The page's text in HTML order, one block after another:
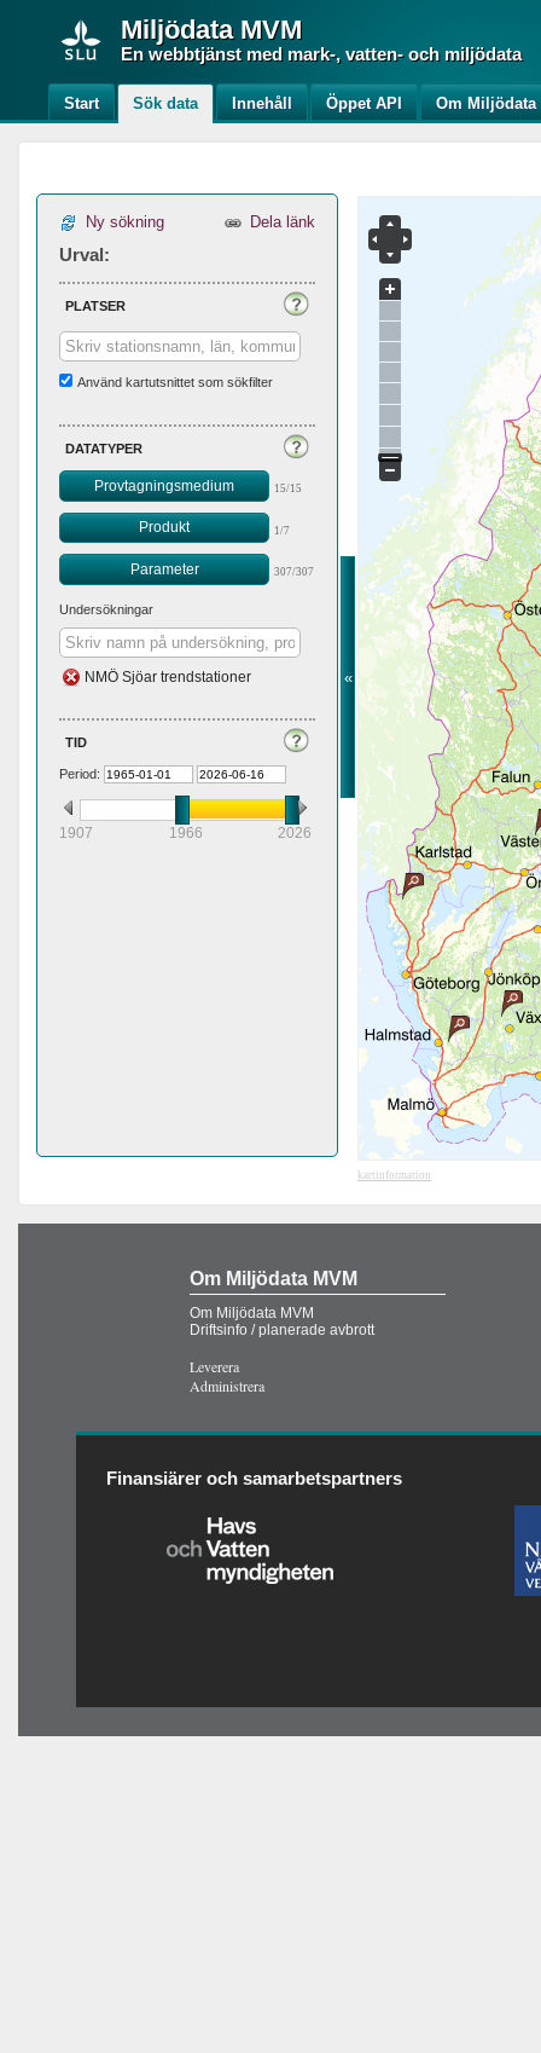
Miljödata MVM
En webbtjänst med mark-, vatten- och miljödata
Start Sök data Innehåll Öppet API Om Miljödata
Ny sökning Dela länk
Urval:
platser
Använd kartutsnittet som sökfilter
datatyper
Provtagningsmedium 15/15
Produkt 1/7
Parameter 307/307
Undersökningar
NMÖ Sjöar trendstationer
tid
Period:
1907 1966 2026
«
kartinformation
Om Miljödata MVM
Om Miljödata MVM
Driftsinfo / planerade avbrott
Leverera
Administrera
Finansiärer och samarbetspartners